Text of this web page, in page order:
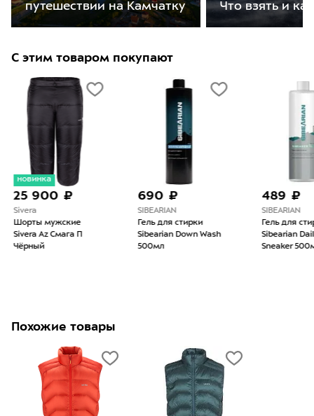
путешествии на Камчатку Что взять и
С этим товаром покупают
690 ₽
Гель для стирки
Sibearian Down Wash
500мл
489 ₽
SIBEARIAN
Гель для стирки
Sibearian Daily
Sneaker 500мл
2
Tent
Похожие товары